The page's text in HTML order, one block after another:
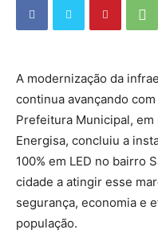
A modernização da
continua avançando
Prefeitura Municipal,
Energisa, concluiu a
100% em LED no bairro
cidade a atingir esse
segurança, economia e
população.